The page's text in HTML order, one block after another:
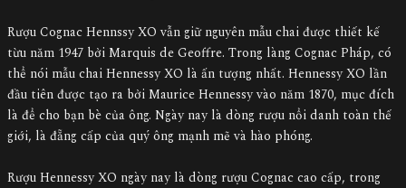
Rượu Cognac Hennssy XO vẫn giữ nguyên mẫu chai được thiết kế
từu năm 1947 bởi Marquis de Geoffre. Trong làng Cognac Pháp, có
thể nói mẫu chai Hennessy XO là ấn tượng nhất. Hennessy XO lần
đầu tiên được tạo ra bởi Maurice Hennessy vào năm 1870, mục đích
là để cho bạn bè của ông. Ngày nay là dòng rượu nổi danh toàn thế
giới, là đẵng cấp của quý ông mạnh mẽ và hào phóng.
Rượu Hennessy XO ngày nay là dòng rượu Cognac cao cấp, trong